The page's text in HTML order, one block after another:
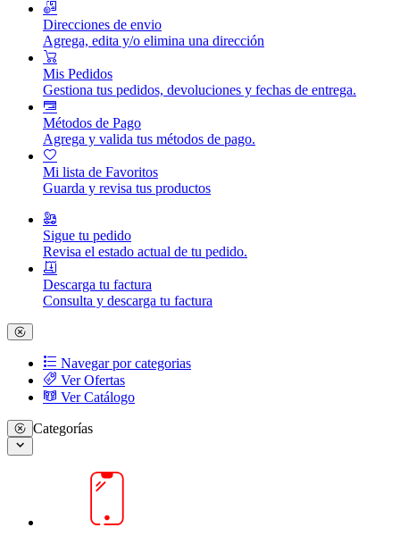
Direcciones de envio
Agrega, edita y/o elimina una dirección
Mis Pedidos
Gestiona tus pedidos, devoluciones y fechas de entrega.
Métodos de Pago
Agrega y valida tus métodos de pago.
Mi lista de Favoritos
Guarda y revisa tus productos
Sigue tu pedido
Revisa el estado actual de tu pedido.
Descarga tu factura
Consulta y descarga tu factura
Navegar por categorias
Ver Ofertas
Ver Catálogo
Categorías